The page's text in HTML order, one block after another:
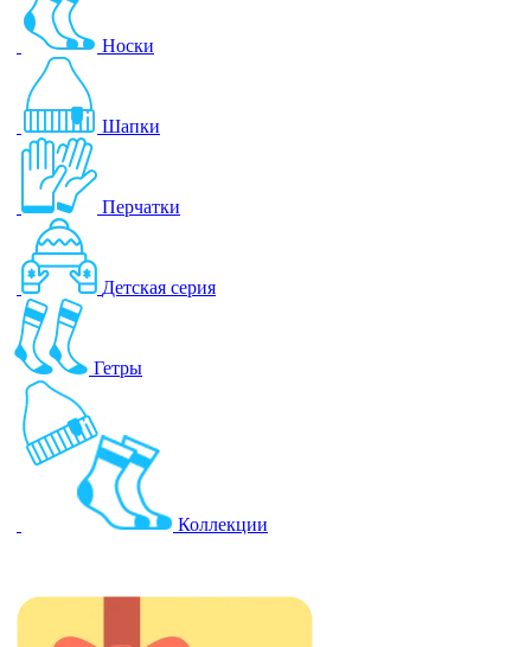
Носки
Шапки
Перчатки
Детская серия
Гетры
Коллекции